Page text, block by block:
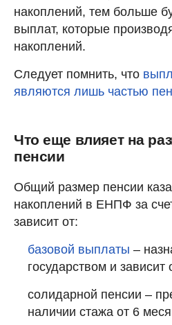
накоплений, тем больше
выплат, которые
накоплений.
Следует помнить, что
являются лишь частью
Что еще влияет на
пенсии
Общий размер пенсии
накоплений в ЕНПФ за
зависит от:
базовой выплаты –
государством и зависит
солидарной пенсии –
наличии стажа от 6